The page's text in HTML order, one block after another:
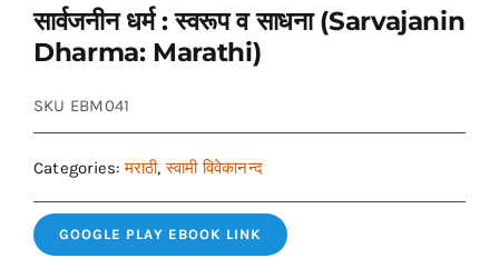
सार्वजनीन धर्म : स्वरूप व साधना (Sarvajanin
Dharma: Marathi)
SKU EBM041
Categories:मराठी,स्वामी विवेकानन्द
GOOGLE PLAY EBOOK LINK